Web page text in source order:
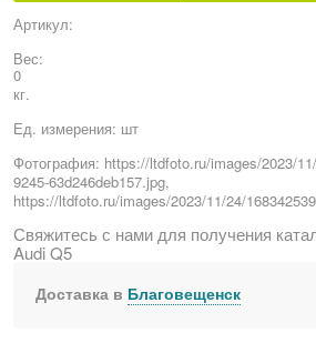
Артикул:
Вес:
0
кг.
Ед. измерения: шт
Фотография: https://ltdfoto.ru/images/2023/
9245-63d246deb157.jpg,
https://ltdfoto.ru/images/2023/11/24/
Свяжитесь с нами для получения
Audi Q5
Доставка в Благовещенск